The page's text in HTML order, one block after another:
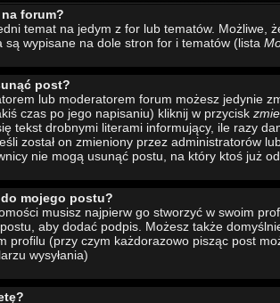
forum?
temat na jedym z for lub tematów. Możliwe,
są wypisane na dole stron for i tematów (lista
post?
lub moderatorem forum możesz jedynie
czas po jego napisaniu) kliknij w przycisk
tekst drobnymi literami informujący, ile razy
został on zmieniony przez administratorów
nie mogą usunąć postu, na który ktoś już
mojego postu?
musisz najpierw go stworzyć w swoim
aby dodać podpis. Możesz także
profilu (przy czym każdorazowo pisząc post
wysyłania)